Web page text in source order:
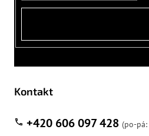
Kontakt
+420 606 097 428